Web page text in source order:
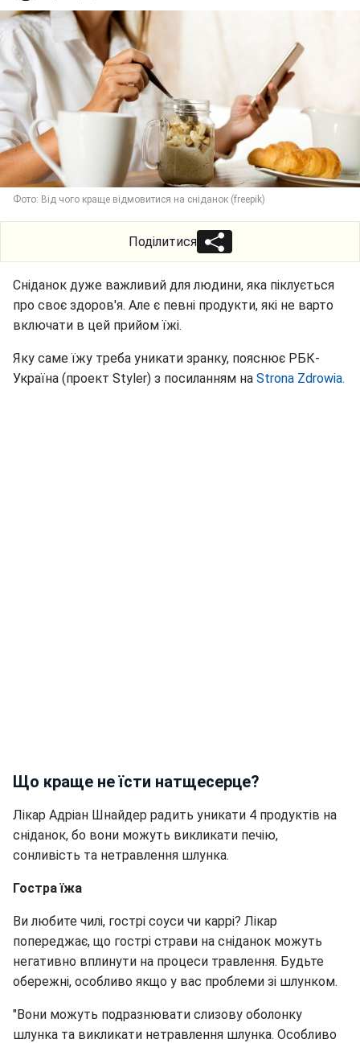
Фото: Від чого краще відмовитися на сніданок (freepik)
Поділитися
Сніданок дуже важливий для людини, яка піклується
про своє здоров'я. Але є певні продукти, які не варто
включати в цей прийом їжі.
Яку саме їжу треба уникати зранку, пояснює РБК-
Україна (проект Styler) з посиланням на Strona Zdrowia.
Що краще не їсти натщесерце?
Лікар Адріан Шнайдер радить уникати 4 продуктів на
сніданок, бо вони можуть викликати печію,
сонливість та нетравлення шлунка.
Гостра їжа
Ви любите чилі, гострі соуси чи каррі? Лікар
попереджає, що гострі страви на сніданок можуть
негативно вплинути на процеси травлення. Будьте
обережні, особливо якщо у вас проблеми зі шлунком.
"Вони можуть подразнювати слизову оболонку
шлунка та викликати нетравлення шлунка. Особливо